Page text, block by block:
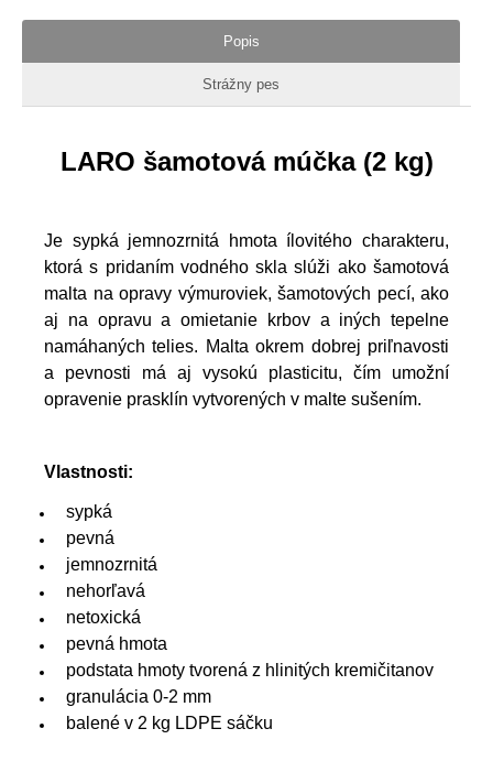
Popis
Strážny pes
LARO šamotová múčka (2 kg)
Je sypká jemnozrnitá hmota ílovitého charakteru,
ktorá s pridaním vodného skla slúži ako šamotová
malta na opravy výmuroviek, šamotových pecí, ako
aj na opravu a omietanie krbov a iných tepelne
namáhaných telies. Malta okrem dobrej priľnavosti
a pevnosti má aj vysokú plasticitu, čím umožní
opravenie prasklín vytvorených v malte sušením.
Vlastnosti:
sypká
pevná
jemnozrnitá
nehorľavá
netoxická
pevná hmota
podstata hmoty tvorená z hlinitých kremičitanov
granulácia 0-2 mm
balené v 2 kg LDPE sáčku